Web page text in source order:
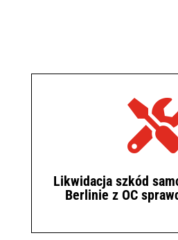
Likwidacja szkód
Berlinie z OC